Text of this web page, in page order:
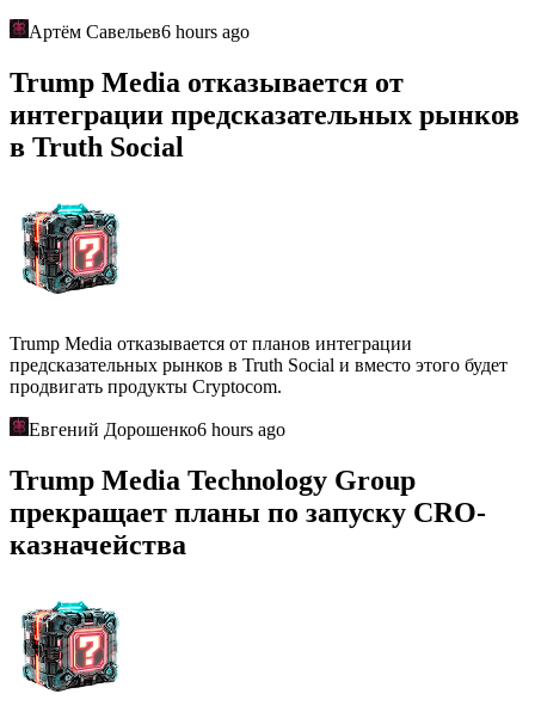
Артём Савельев6 hours ago
Trump Media отказывается от
интеграции предсказательных рынков
в Truth Social
Trump Media отказывается от планов интеграции
предсказательных рынков в Truth Social и вместо этого будет
продвигать продукты Cryptocom.
Евгений Дорошенко6 hours ago
Trump Media Technology Group
прекращает планы по запуску CRO-
казначейства